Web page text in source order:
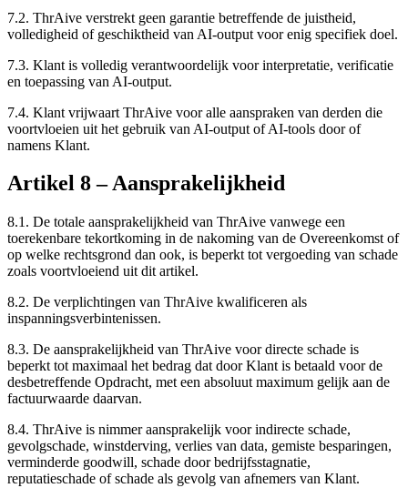
7.2. ThrAive verstrekt geen garantie betreffende de juistheid,
volledigheid of geschiktheid van AI-output voor enig specifiek doel.
7.3. Klant is volledig verantwoordelijk voor interpretatie, verificatie
en toepassing van AI-output.
7.4. Klant vrijwaart ThrAive voor alle aanspraken van derden die
voortvloeien uit het gebruik van AI-output of AI-tools door of
namens Klant.
Artikel 8–Aansprakelijkheid
8.1. De totale aansprakelijkheid van ThrAive vanwege een
toerekenbare tekortkoming in de nakoming van de Overeenkomst of
op welke rechtsgrond dan ook, is beperkt tot vergoeding van schade
zoals voortvloeiend uit dit artikel.
8.2. De verplichtingen van ThrAive kwalificeren als
inspanningsverbintenissen.
8.3. De aansprakelijkheid van ThrAive voor directe schade is
beperkt tot maximaal het bedrag dat door Klant is betaald voor de
desbetreffende Opdracht, met een absoluut maximum gelijk aan de
factuurwaarde daarvan.
8.4. ThrAive is nimmer aansprakelijk voor indirecte schade,
gevolgschade, winstderving, verlies van data, gemiste besparingen,
verminderde goodwill, schade door bedrijfsstagnatie,
reputatieschade of schade als gevolg van afnemers van Klant.